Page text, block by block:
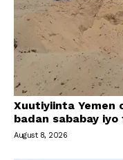
Xuutiyiinta Yemen
badan sababay
August 8, 2026